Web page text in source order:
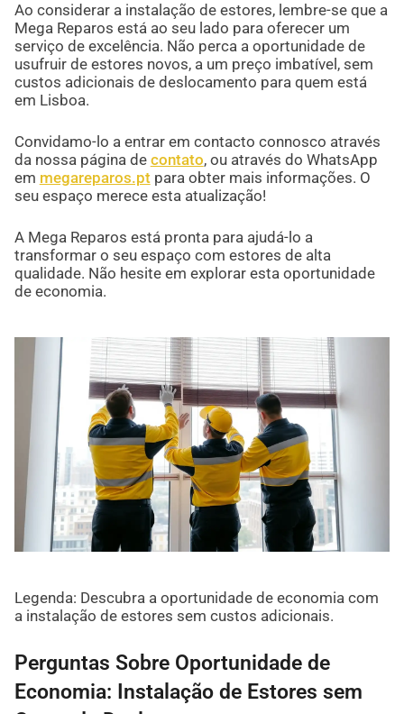
Ao considerar a instalação de estores, lembre-se que a
Mega Reparos está ao seu lado para oferecer um
serviço de excelência. Não perca a oportunidade de
usufruir de estores novos, a um preço imbatível, sem
custos adicionais de deslocamento para quem está
em Lisboa.
Convidamo-lo a entrar em contacto connosco através
da nossa página de contato, ou através do WhatsApp
em megareparos.ptpara obter mais informações. O
seu espaço merece esta atualização!
A Mega Reparos está pronta para ajudá-lo a
transformar o seu espaço com estores de alta
qualidade. Não hesite em explorar esta oportunidade
de economia.
Legenda: Descubra a oportunidade de economia com
a instalação de estores sem custos adicionais.
Perguntas Sobre Oportunidade de
Economia: Instalação de Estores sem